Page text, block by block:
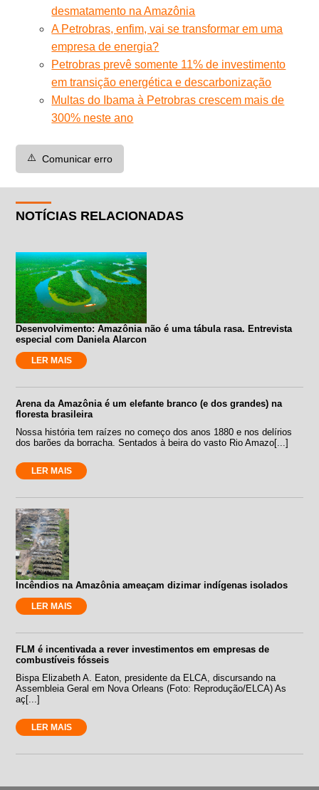
desmatamento na Amazônia
A Petrobras, enfim, vai se transformar em uma
empresa de energia?
Petrobras prevê somente 11% de investimento
em transição energética e descarbonização
Multas do Ibama à Petrobras crescem mais de
300% neste ano
⚠️ Comunicar erro
NOTÍCIAS RELACIONADAS
Desenvolvimento: Amazônia não é uma tábula rasa. Entrevista
especial com Daniela Alarcon
LER MAIS
Arena da Amazônia é um elefante branco (e dos grandes) na
floresta brasileira
Nossa história tem raízes no começo dos anos 1880 e nos delírios
dos barões da borracha. Sentados à beira do vasto Rio Amazo[...]
LER MAIS
Incêndios na Amazônia ameaçam dizimar indígenas isolados
LER MAIS
FLM é incentivada a rever investimentos em empresas de
combustíveis fósseis
Bispa Elizabeth A. Eaton, presidente da ELCA, discursando na
Assembleia Geral em Nova Orleans (Foto: Reprodução/ELCA) As
aç[...]
LER MAIS